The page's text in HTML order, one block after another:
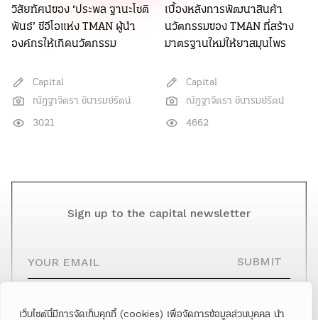
เว็บไซต์นี้มีการจัดเก็บคุกกี้ (cookies) เพื่อจัดการข้อมูลส่วนบุคคล นำ
วิสัยทัศน์ของ ‘ประพล ฐานะโชติ
พันธ์’ ซีอีโอแห่ง TMAN ผู้นำ
องค์กรให้เกิดนวัตกรรม
Capital
ณัฎฐาจิตรา ชินารมย์รัตน์
3021
เบื้องหลังการพัฒนาสินค้า
นวัตกรรมของ TMAN ที่สร้าง
มาตรฐานใหม่ให้ยาสมุนไพร
Capital
ณัฎฐาจิตรา ชินารมย์รัตน์
4662
Sign up to the capital newsletter
SUBMIT